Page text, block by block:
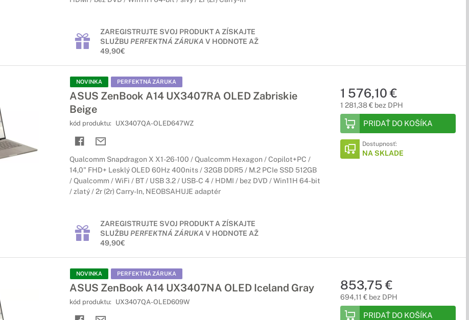
ZAREGISTRUJTE SVOJ PRODUKT A ZÍSKAJTE
SLUŽBU PERFEKTNÁ ZÁRUKA V HODNOTE AŽ
49,90€
NOVINKA PERFEKTNÁ ZÁRUKA
ASUS ZenBook A14 UX3407RA OLED Zabriskie
Beige
kód produktu: UX3407QA-OLED647WZ
Qualcomm Snapdragon X X1-26-100 / Qualcomm Hexagon / Copilot+PC /
14,0" FHD+ Lesklý OLED 60Hz 400nits / 32GB DDR5 / M.2 PCIe SSD 512GB
/ Qualcomm / WiFi / BT / USB 3.2 / USB-C 4 / HDMI / bez DVD / Win11H 64-bit
/ zlatý / 2r (2r) Carry-In, NEOBSAHUJE adaptér
1 576,10 €
1 281,38 € bez DPH
PRIDAŤ DO KOŠÍKA
Dostupnosť:
NA SKLADE
ZAREGISTRUJTE SVOJ PRODUKT A ZÍSKAJTE
SLUŽBU PERFEKTNÁ ZÁRUKA V HODNOTE AŽ
49,90€
NOVINKA PERFEKTNÁ ZÁRUKA
ASUS ZenBook A14 UX3407NA OLED Iceland Gray
kód produktu: UX3407QA-OLED609W
853,75 €
694,11 € bez DPH
PRIDAŤ DO KOŠÍKA